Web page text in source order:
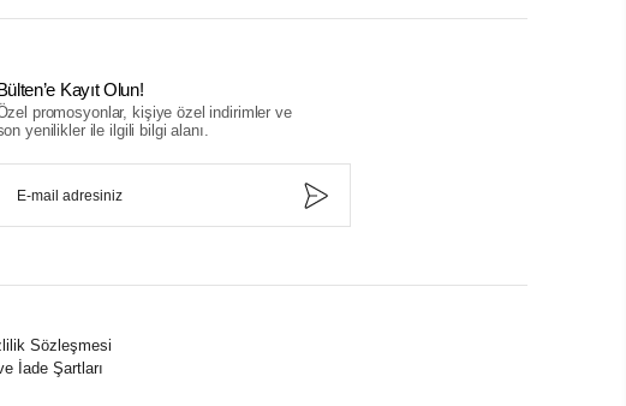
Kayıt Olun!
promosyonlar, kişiye özel indirimler ve
yenilikler ile ilgili bilgi alanı.
Sözleşmesi
İade Şartları